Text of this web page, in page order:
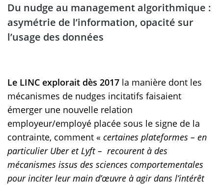
Du nudge au management algorithmique :
asymétrie de l’information, opacité sur
l’usage des données
Le LINC explorait dès 2017 la manière dont les
mécanismes de nudges incitatifs faisaient
émerger une nouvelle relation
employeur/employé placée sous le signe de la
contrainte, comment « certaines plateformes – en
particulier Uber et Lyft – recourent à des
mécanismes issus des sciences comportementales
pour inciter leur main d’œuvre à agir dans l’intérêt